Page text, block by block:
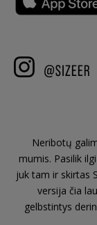
Neribotų
mumis. Pasilik
juk tam ir skirtas
versija čia
gelbstintys